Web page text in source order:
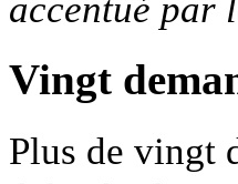
Vingt
Plus de vingt